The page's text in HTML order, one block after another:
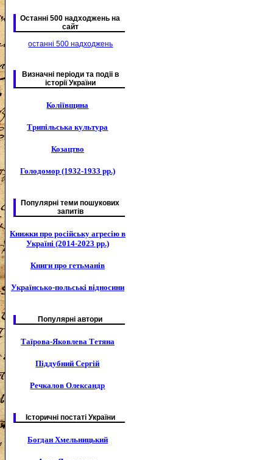
Останні 500 надходжень на
сайт
останні 500 надходжень
Визначні періоди та подіі в
історії України
Коліївщина
Трипільська культура
Козацтво
Голодомор (1932-1933 рр.)
Популярні теми пошукових
запитів
Книжки про російську агресію в
Україні (2014-2023 рр.)
Книги про гетьманів
Українсько-польські відносини
Популярні автори
Таїрова-Яковлева Тетяна
Піддубний Сергій
Речкалов Олександр
Історичні постаті України
Богдан Хмельницький